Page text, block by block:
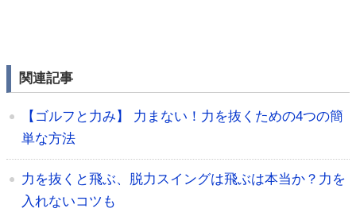
関連記事
【ゴルフと力み】 力まない！力を抜くための4つの簡
単な方法
力を抜くと飛ぶ、脱力スイングは飛ぶは本当か？力を
入れないコツも